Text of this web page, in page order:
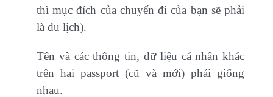
thì mục đích của chuyến đi của bạn sẽ phải
là du lịch).
Tên và các thông tin, dữ liệu cá nhân khác
trên hai passport (cũ và mới) phải giống
nhau.